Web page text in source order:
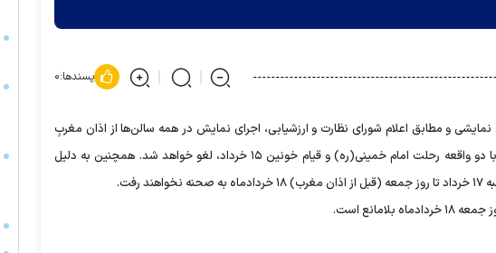
پسندها:۰
و مطابق اعلام شورای نظارت و ارزشیابی، اجرای نمایش‌ در همه سالن‌ها از اذان مغربِ
روز یکشنبه ۱۳ خرداد تا پایان روز سه‌شنبه ۱۵ به دلیل هم‌زمانی با دو واقعه رحلت امام خمینی(ره) و قیام خونین ۱۵ خرداد، لغو خواهد شد. همچنین به دلیل
است.